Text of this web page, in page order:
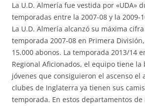
La U.D. Almería fue vestida por «UDA»
temporadas entre la 2007-08 y la 2009-
La U.D. Almería alcanzó su máxima
temporada 2007-08 en Primera
15.000 abonos. La temporada 2013/14
Regional Aficionados, el equipo tiene la
jóvenes que consiguieron el ascenso el
clubes de Inglaterra ya tienen sus
temporada. En estos departamentos de